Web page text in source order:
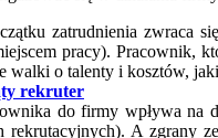
zatrudnienia zwraca
pracy). Pracownik,
walki o talenty i kosztów,
rekruter
do firmy wpływa na
rekrutacyjnych). A zgrany